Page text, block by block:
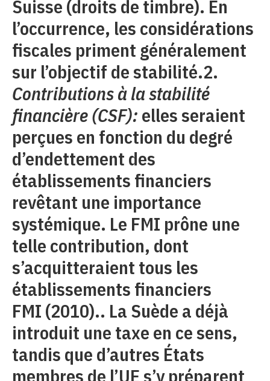
Suisse (droits de timbre). En
l’occurrence, les considérations
fiscales priment généralement
sur l’objectif de stabilité.2.
Contributions à la stabilité
financière (CSF): elles seraient
perçues en fonction du degré
d’endettement des
établissements financiers
revêtant une importance
systémique. Le FMI prône une
telle contribution, dont
s’acquitteraient tous les
établissements financiers
FMI (2010).. La Suède a déjà
introduit une taxe en ce sens,
tandis que d’autres États
membres de l’UE s’y préparent